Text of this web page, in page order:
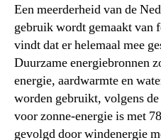
Een meerderheid van de
gebruik wordt gemaakt van
vindt dat er helemaal mee
Duurzame energiebronnen
energie, aardwarmte en
worden gebruikt, volgens
voor zonne-energie is met
gevolgd door windenergie